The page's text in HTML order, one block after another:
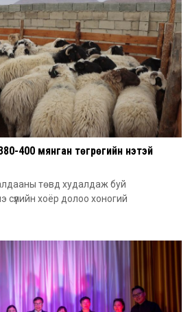
400 мянган төгрөгийн үнэтэй
төвд худалдаж буй
хоёр долоо хоногий